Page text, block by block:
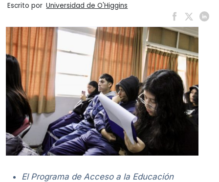
Escrito por Universidad de O'Higgins
El Programa de Acceso a la Educación